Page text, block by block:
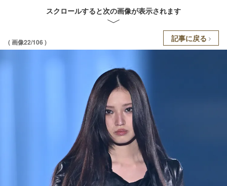
スクロールすると次の画像が表示されます
( 画像22/106 ) 記事に戻る